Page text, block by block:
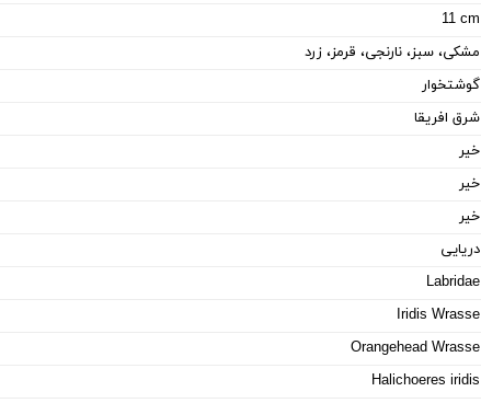
11 cm
مشکی، سبز، نارنجی، قرمز، زرد
گوشتخوار
شرق افریقا
خیر
خیر
خیر
دریایی
Labridae
Iridis Wrasse
Orangehead Wrasse
Halichoeres iridis